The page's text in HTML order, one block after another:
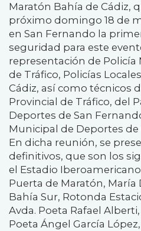
Maratón Bahía de Cádiz,
próximo domingo 18 de
en San Fernando la
seguridad para este
representación de Policía
de Tráfico, Policías
Cádiz, así como técnicos
Provincial de Tráfico, del
Deportes de San
Municipal de Deportes de
En dicha reunión, se
definitivos, que son los
el Estadio
Puerta de Maratón, María
Bahía Sur, Rotonda
Avda. Poeta Rafael
Poeta Ángel García